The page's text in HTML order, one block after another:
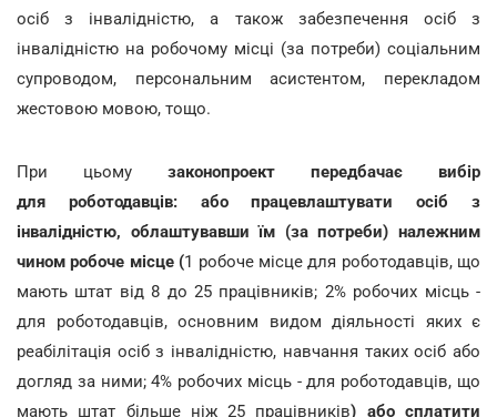
осіб з інвалідністю, а також забезпечення осіб з
інвалідністю на робочому місці (за потреби) соціальним
супроводом, персональним асистентом, перекладом
жестовою мовою, тощо.
При цьому законопроект передбачає вибір
для роботодавців: або працевлаштувати осіб з
інвалідністю, облаштувавши їм (за потреби) належним
чином робоче місце (1 робоче місце для роботодавців, що
мають штат від 8 до 25 працівників; 2% робочих місць -
для роботодавців, основним видом діяльності яких є
реабілітація осіб з інвалідністю, навчання таких осіб або
догляд за ними; 4% робочих місць - для роботодавців, що
мають штат більше ніж 25 працівників) або сплатити